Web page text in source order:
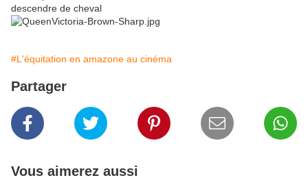
descendre de cheval
#L'équitation en amazone au cinéma
Partager
Vous aimerez aussi